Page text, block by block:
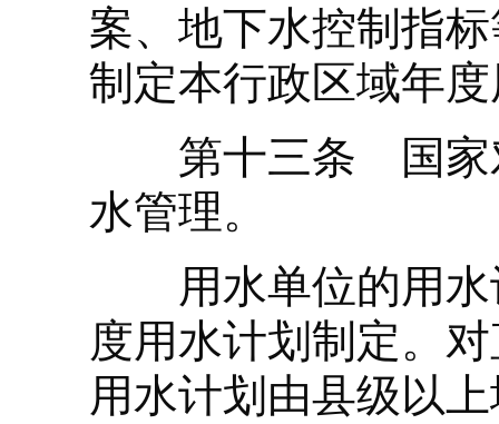
案、地下水控制指
制定本行政区域年
第十三条 国家对
水管理。
用水单位的用水
度用水计划制定。
用水计划由县级以